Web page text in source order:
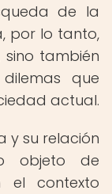
de la
por lo tanto,
también
que
actual.
y su relación
objeto de
el contexto